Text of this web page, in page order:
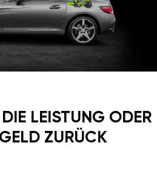
LEISTUNG ODER
ZURÜCK